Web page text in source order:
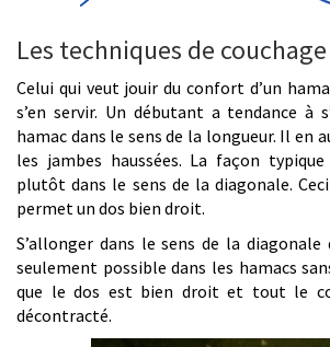
Les techniques de
Celui qui veut jouir du confort d’un
s’en servir. Un débutant a tendance à
hamac dans le sens de la longueur. Il en
les jambes haussées. La façon
plutôt dans le sens de la diagonale.
permet un dos bien droit.
S’allonger dans le sens de la
seulement possible dans les hamacs
que le dos est bien droit et tout le
décontracté.